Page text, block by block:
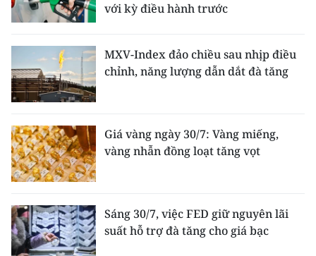
với kỳ điều hành trước
MXV-Index đảo chiều sau nhịp điều
chỉnh, năng lượng dẫn dắt đà tăng
Giá vàng ngày 30/7: Vàng miếng,
vàng nhẫn đồng loạt tăng vọt
Sáng 30/7, việc FED giữ nguyên lãi
suất hỗ trợ đà tăng cho giá bạc